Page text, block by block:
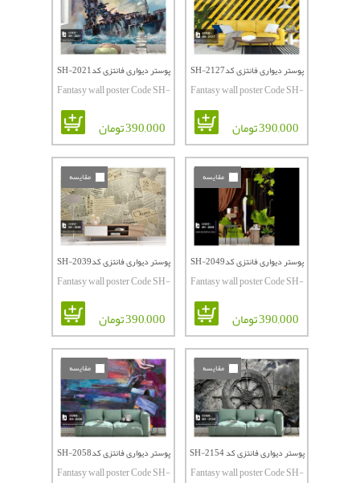
پوستر دیواری فانتزی کدSH-2127
Fantasy wall poster Code SH-
390,000 تومان
پوستر دیواری فانتزی کدSH-2021
Fantasy wall poster Code SH-
390,000 تومان
مقایسه
پوستر دیواری فانتزی کدSH-2049
Fantasy wall poster Code SH-
390,000 تومان
مقایسه
پوستر دیواری فانتزی کدSH-2039
Fantasy wall poster Code SH-
390,000 تومان
مقایسه
پوستر دیواری فانتزی کد SH-2154
Fantasy wall poster Code SH-
مقایسه
پوستر دیواری فانتزی کدSH-2058
Fantasy wall poster Code SH-